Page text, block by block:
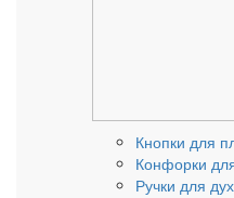
Кнопки для
Конфорки
Ручки для